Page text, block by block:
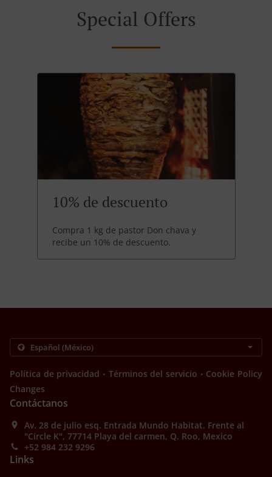
Special Offers
10% de descuento
Compra 1 kg de pastor Don chava y
recibe un 10% de descuento.
Política de privacidad . Términos del servicio . Cookie Policy
Changes
Contáctanos
Av. 28 de julio esq. Entrada Mundo Habitat. Frente al
"Circle K", 77714 Playa del carmen, Q. Roo, Mexico
+52 984 232 9296
Links